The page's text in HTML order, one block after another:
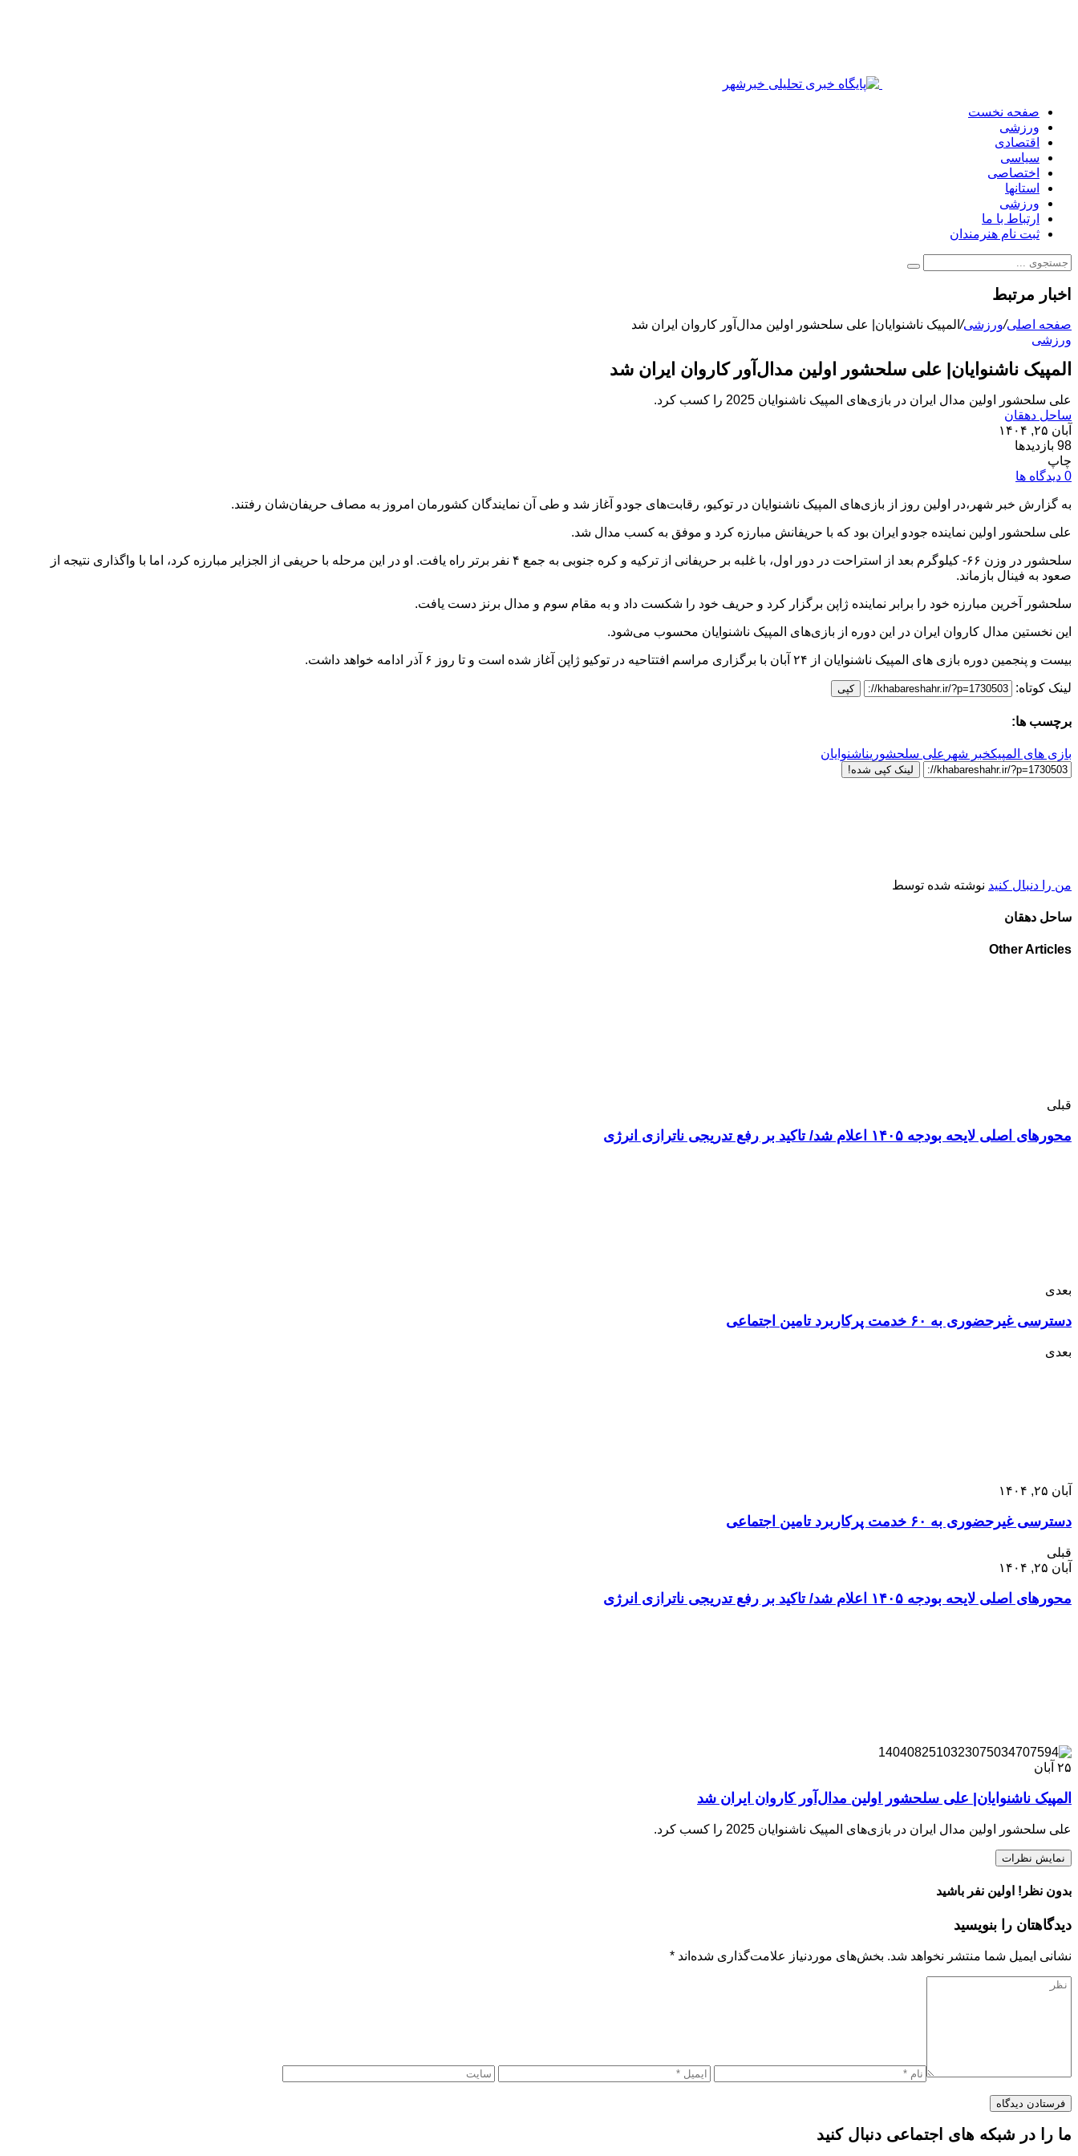
صفحه نخست
ورزشی
اقتصادی
سیاسی
اختصاصی
استانها
ورزشی
ارتباط با ما
ثبت نام هنرمندان
اخبار مرتبط
صفحه اصلی/ورزشی/المپیک ناشنوایان| علی سلحشور اولین مدال‌آور کاروان ایران شد
ورزشی
المپیک ناشنوایان| علی سلحشور اولین مدال‌آور کاروان ایران شد
علی سلحشور اولین مدال ایران در بازی‌های المپیک ناشنوایان 2025 را کسب کرد.
ساحل دهقان
آبان ۲۵, ۱۴۰۴
98 بازدیدها
چاپ
0 دیدگاه ها
به گزارش خبر شهر،در اولین روز از بازی‌های المپیک ناشنوایان در توکیو، رقابت‌های جودو آغاز شد و طی آن نمایندگان کشورمان امروز به مصاف حریفان‌شان رفتند.
علی سلحشور اولین نماینده جودو ایران بود که با حریفانش مبارزه کرد و موفق به کسب مدال شد.
سلحشور در وزن ۶۶- کیلوگرم بعد از استراحت در دور اول، با غلبه بر حریفانی از ترکیه و کره جنوبی به جمع ۴ نفر برتر راه یافت. او در این مرحله با حریفی از الجزایر مبارزه کرد، اما با واگذاری نتیجه از
صعود به فینال بازماند.
سلحشور آخرین مبارزه خود را برابر نماینده ژاپن برگزار کرد و حریف خود را شکست داد و به مقام سوم و مدال برنز دست یافت.
این نخستین مدال کاروان ایران در این دوره از بازی‌های المپیک ناشنوایان محسوب می‌شود.
بیست و پنجمین دوره بازی های المپیک ناشنوایان از ۲۴ آبان با برگزاری مراسم افتتاحیه در توکیو ژاپن آغاز شده است و تا روز ۶ آذر ادامه خواهد داشت.
لینک کوتاه: کپی
برچسب ها:
بازی های المپیکخبر شهر علی سلحشوریناشنوایان
لینک کپی شده!
من را دنبال کنید نوشته شده توسط
ساحل دهقان
Other Articles
قبلی
محورهای اصلی لایحه بودجه ۱۴۰۵ اعلام شد/ تاکید بر رفع تدریجی ناترازی انرژی
بعدی
دسترسی غیرحضوری به ۶۰ خدمت پرکاربرد تامین اجتماعی
بعدی
آبان ۲۵, ۱۴۰۴
دسترسی غیرحضوری به ۶۰ خدمت پرکاربرد تامین اجتماعی
قبلی
آبان ۲۵, ۱۴۰۴
محورهای اصلی لایحه بودجه ۱۴۰۵ اعلام شد/ تاکید بر رفع تدریجی ناترازی انرژی
۲۵ آبان
المپیک ناشنوایان| علی سلحشور اولین مدال‌آور کاروان ایران شد
علی سلحشور اولین مدال ایران در بازی‌های المپیک ناشنوایان 2025 را کسب کرد.
نمایش نظرات
بدون نظر! اولین نفر باشید
دیدگاهتان را بنویسید
نشانی ایمیل شما منتشر نخواهد شد. بخش‌های موردنیاز علامت‌گذاری شده‌اند *
ما را در شبکه های اجتماعی دنبال کنید